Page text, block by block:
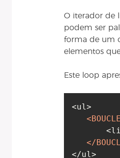
O iterador de
podem ser
forma de um
elementos
Este loop
<ul>
</